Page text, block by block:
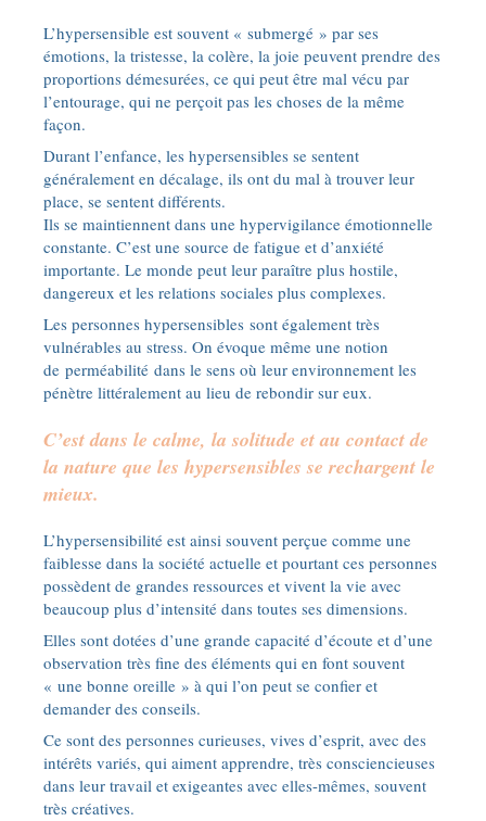
L’hypersensible est souvent « submergé » par ses
émotions, la tristesse, la colère, la joie peuvent prendre des
proportions démesurées, ce qui peut être mal vécu par
l’entourage, qui ne perçoit pas les choses de la même
façon.
Durant l’enfance, les hypersensibles se sentent
généralement en décalage, ils ont du mal à trouver leur
place, se sentent différents.
Ils se maintiennent dans une hypervigilance émotionnelle
constante. C’est une source de fatigue et d’anxiété
importante. Le monde peut leur paraître plus hostile,
dangereux et les relations sociales plus complexes.
Les personnes hypersensibles sont également très
vulnérables au stress. On évoque même une notion
de perméabilité dans le sens où leur environnement les
pénètre littéralement au lieu de rebondir sur eux.
C’est dans le calme, la solitude et au contact de
la nature que les hypersensibles se rechargent le
mieux.
L’hypersensibilité est ainsi souvent perçue comme une
faiblesse dans la société actuelle et pourtant ces personnes
possèdent de grandes ressources et vivent la vie avec
beaucoup plus d’intensité dans toutes ses dimensions.
Elles sont dotées d’une grande capacité d’écoute et d’une
observation très fine des éléments qui en font souvent
« une bonne oreille » à qui l’on peut se confier et
demander des conseils.
Ce sont des personnes curieuses, vives d’esprit, avec des
intérêts variés, qui aiment apprendre, très consciencieuses
dans leur travail et exigeantes avec elles-mêmes, souvent
très créatives.